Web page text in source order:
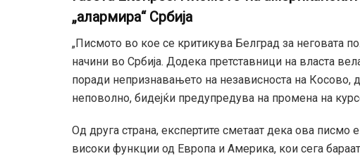
„алармира“ Србија
„Писмото во кое се критикува Белград за неговата
начини во Србија. Додека претставници на власта
поради непризнавањето на независноста на Косово,
неповолно, бидејќи предупредува на промена на
Од друга страна, експертите сметаат дека ова писмо
високи функции од Европа и Америка, кои сега